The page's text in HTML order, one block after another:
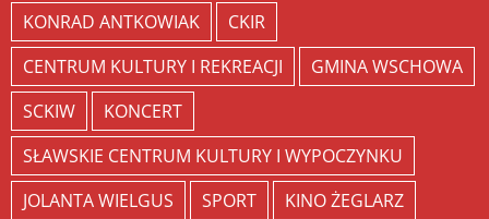
KONRAD ANTKOWIAK
CKIR
CENTRUM KULTURY I REKREACJI
GMINA WSCHOWA
SCKIW
KONCERT
SŁAWSKIE CENTRUM KULTURY I WYPOCZYNKU
JOLANTA WIELGUS
SPORT
KINO ŻEGLARZ